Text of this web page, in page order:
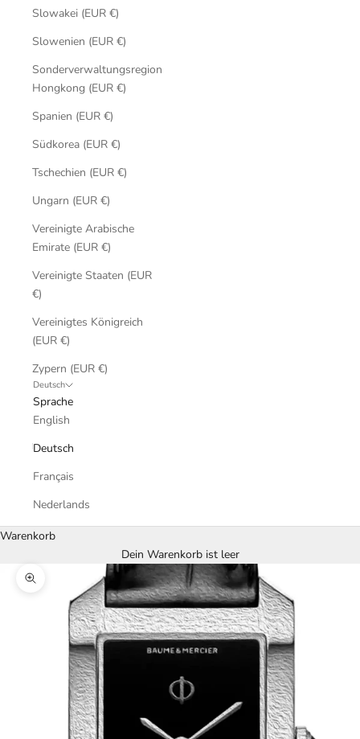
Slowakei (EUR €)
Slowenien (EUR €)
Sonderverwaltungsregion
Hongkong (EUR €)
Spanien (EUR €)
Südkorea (EUR €)
Tschechien (EUR €)
Ungarn (EUR €)
Vereinigte Arabische
Emirate (EUR €)
Vereinigte Staaten (EUR
€)
Vereinigtes Königreich
(EUR €)
Zypern (EUR €)
Deutsch
Sprache
English
Deutsch
Français
Nederlands
Warenkorb
Dein Warenkorb ist leer
Bild vergrößern